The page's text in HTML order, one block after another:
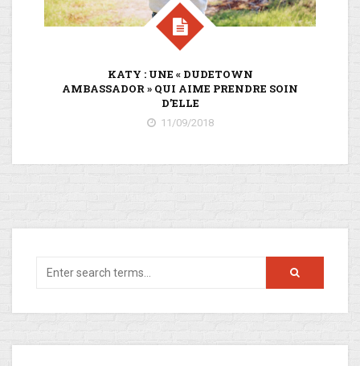
KATY : UNE « DUDETOWN
AMBASSADOR » QUI AIME PRENDRE SOIN
D’ELLE
11/09/2018